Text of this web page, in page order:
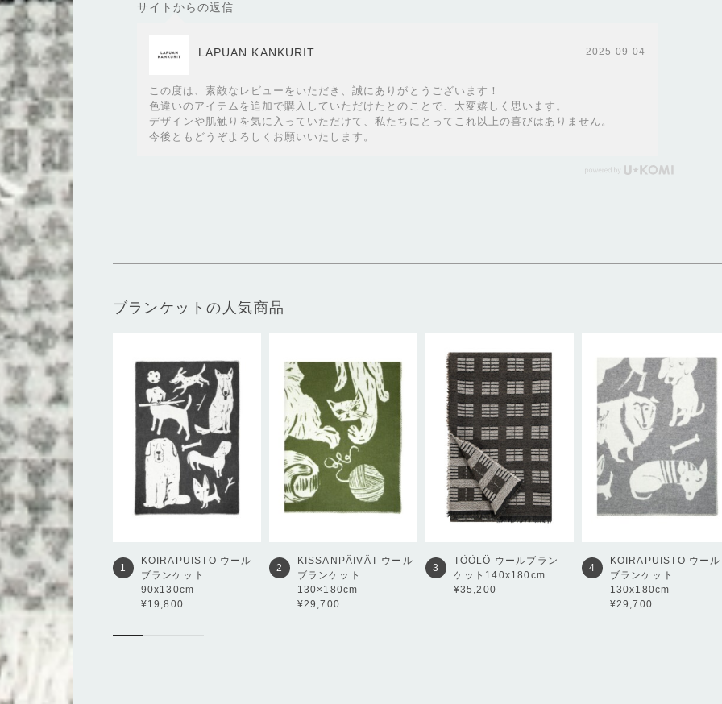
サイトからの返信
LAPUAN KANKURIT 2025-09-04
この度は、素敵なレビューをいただき、誠にありがとうございます！
色違いのアイテムを追加で購入していただけたとのことで、大変嬉しく思います。
デザインや肌触りを気に入っていただけて、私たちにとってこれ以上の喜びはありません。
今後ともどうぞよろしくお願いいたします。
ブランケットの人気商品
1
KOIRAPUISTO ウール
ブランケット
90x130cm
¥19,800
2
KISSANPÄIVÄT ウール
ブランケット
130×180cm
¥29,700
3
TÖÖLÖ ウールブラン
ケット140x180cm
¥35,200
4
KOIRAPUISTO ウール
ブランケット
130x180cm
¥29,700